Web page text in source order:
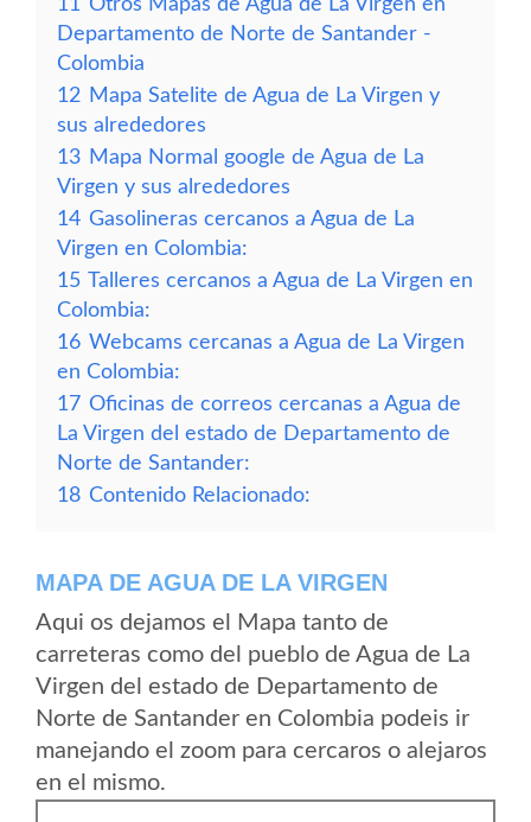
11 Otros Mapas de Agua de La Virgen en
Departamento de Norte de Santander -
Colombia
12 Mapa Satelite de Agua de La Virgen y
sus alrededores
13 Mapa Normal google de Agua de La
Virgen y sus alrededores
14 Gasolineras cercanos a Agua de La
Virgen en Colombia:
15 Talleres cercanos a Agua de La Virgen en
Colombia:
16 Webcams cercanas a Agua de La Virgen
en Colombia:
17 Oficinas de correos cercanas a Agua de
La Virgen del estado de Departamento de
Norte de Santander:
18 Contenido Relacionado:
MAPA DE AGUA DE LA VIRGEN
Aqui os dejamos el Mapa tanto de
carreteras como del pueblo de Agua de La
Virgen del estado de Departamento de
Norte de Santander en Colombia podeis ir
manejando el zoom para cercaros o alejaros
en el mismo.